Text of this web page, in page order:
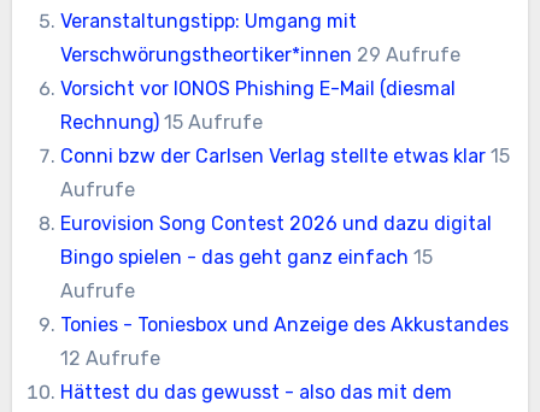
Veranstaltungstipp: Umgang mit
Verschwörungstheortiker*innen 29 Aufrufe
Vorsicht vor IONOS Phishing E-Mail (diesmal
Rechnung) 15 Aufrufe
Conni bzw der Carlsen Verlag stellte etwas klar 15
Aufrufe
Eurovision Song Contest 2026 und dazu digital
Bingo spielen - das geht ganz einfach 15
Aufrufe
Tonies - Toniesbox und Anzeige des Akkustandes
12 Aufrufe
Hättest du das gewusst - also das mit dem